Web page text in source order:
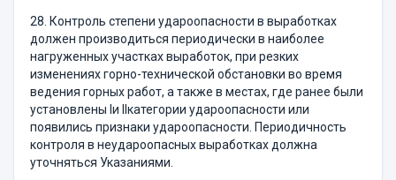
28. Контроль степени удароопасности в выработках
должен производиться периодически в наиболее
нагруженных участках выработок, при резких
изменениях горно-технической обстановки во время
ведения горных работ, а также в местах, где ранее были
установлены Iи IIкатегории удароопасности или
появились признаки удароопасности. Периодичность
контроля в неудароопасных выработках должна
уточняться Указаниями.